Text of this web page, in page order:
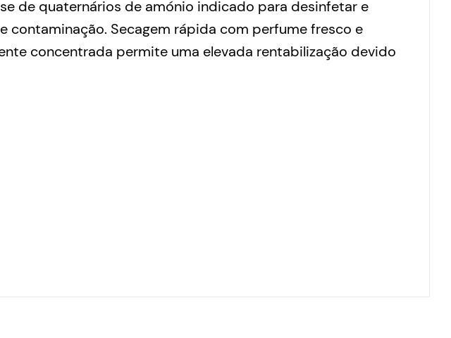
de quaternários de amónio indicado para desinfetar e
contaminação. Secagem rápida com perfume fresco e
concentrada permite uma elevada rentabilização devido